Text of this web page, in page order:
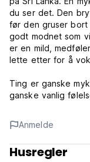
du ser det. Den
før den gruser bort
godt modnet som
er en mild,
lette etter for å
Ting er ganske
ganske vanlig
til mennesker,
dekorasjonen fra
Mellow Hostel Sri
Anmelde
Husregler